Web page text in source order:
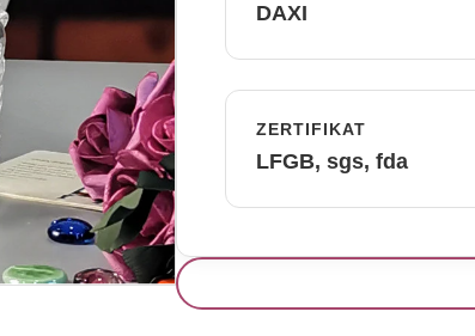
DAXI
ZERTIFIKAT
LFGB, sgs, fda